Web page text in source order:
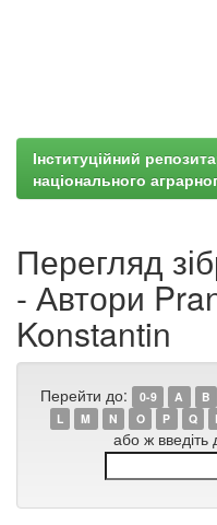
Інституційний
національного
Перегляд
- Автори
Konstantin
Перейти до: 0-9 A B
L
M N O P Q
або ж введіть